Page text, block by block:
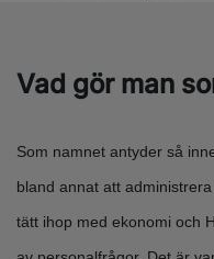
Vad gör man
Som namnet antyder så
bland annat att
tätt ihop med ekonomi och